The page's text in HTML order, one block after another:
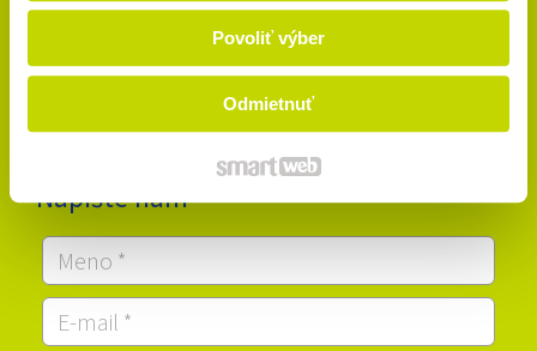
Odmietnuť
Povoliť výber
Napíšte nám